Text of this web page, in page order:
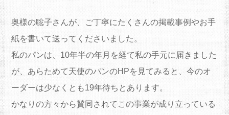
奥様の聡子さんが、ご丁寧にたくさんの掲載事例やお手
紙を書いて送ってくださいました。
私のパンは、10年半の年月を経て私の手元に届きました
が、あらためて天使のパンのHPを見てみると、今のオ
ーダーは少なくとも19年待ちとあります。
かなりの方々から賛同されてこの事業が成り立っている